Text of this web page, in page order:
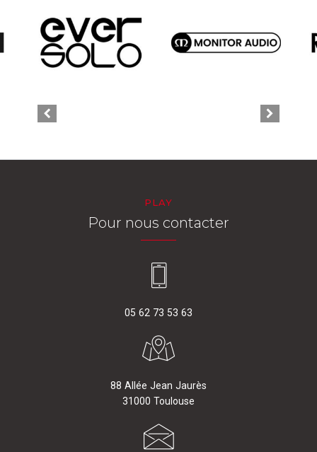
PLAY
Pour nous contacter
05 62 73 53 63
88 Allée Jean Jaurès
31000 Toulouse